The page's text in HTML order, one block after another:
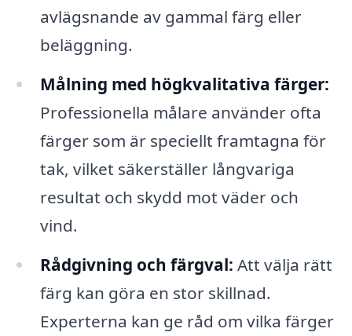
avlägsnande av gammal färg eller
beläggning.
Målning med högkvalitativa färger:
Professionella målare använder ofta
färger som är speciellt framtagna för
tak, vilket säkerställer långvariga
resultat och skydd mot väder och
vind.
Rådgivning och färgval: Att välja rätt
färg kan göra en stor skillnad.
Experterna kan ge råd om vilka färger